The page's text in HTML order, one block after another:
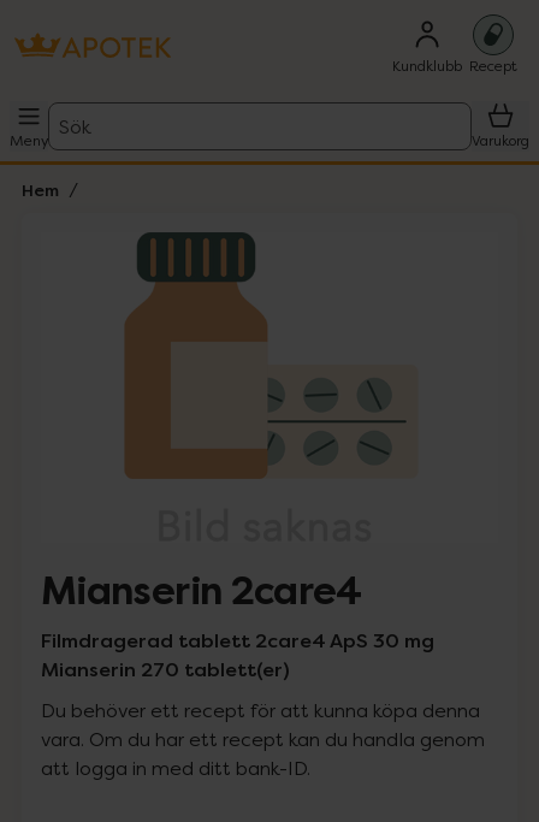
Kundklubb Recept
Meny
Sök
Varukorg
Hem
Lista: . Innehåller 1 objekt.
Mianserin 2care4
Filmdragerad tablett 2care4 ApS 30 mg
Mianserin 270 tablett(er)
Du behöver ett recept för att kunna köpa denna
vara. Om du har ett recept kan du handla genom
att logga in med ditt bank-ID.